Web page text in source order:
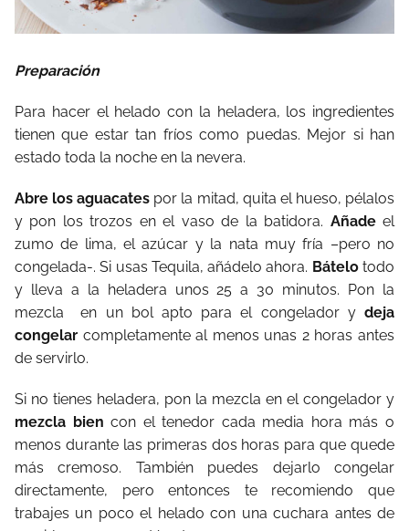
Preparación
Para hacer el helado con la heladera, los ingredientes
tienen que estar tan fríos como puedas. Mejor si han
estado toda la noche en la nevera.
Abre los aguacates por la mitad, quita el hueso, pélalos
y pon los trozos en el vaso de la batidora. Añadeel
zumo de lima, el azúcar y la nata muy fría –pero no
congelada-. Si usas Tequila, añádelo ahora. Bátelotodo
y lleva a la heladera unos 25 a 30 minutos. Pon la
mezcla en un bol apto para el congelador y deja
congelar completamente al menos unas 2 horas antes
de servirlo.
Si no tienes heladera, pon la mezcla en el congelador y
mezcla bien con el tenedor cada media hora más o
menos durante las primeras dos horas para que quede
más cremoso. También puedes dejarlo congelar
directamente, pero entonces te recomiendo que
trabajes un poco el helado con una cuchara antes de